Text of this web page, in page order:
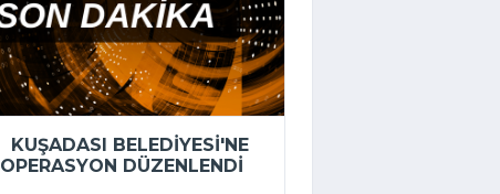
KUŞADASI BELEDIYESI'NE
OPERASYON DÜZENLENDI